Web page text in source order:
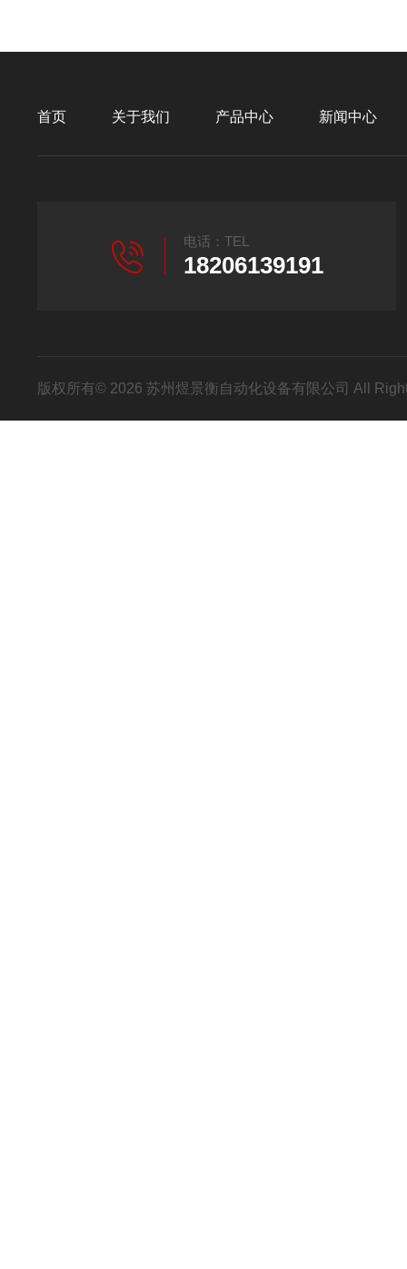
首页 关于我们 产品中心 新闻中心
电话：TEL
18206139191
版权所有© 2026 苏州煜景衡自动化设备有限公司 All